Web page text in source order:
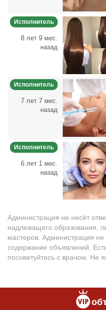
Исполнитель
8 лет 9 мес.
назад
Исполнитель
7 лет 7 мес.
назад
Исполнитель
6 лет 1 мес.
назад
Администрация не несёт
надлежащего образования,
мастеров. Администрация не
содержание объявлений.
посоветуйтесь с врачом. Не